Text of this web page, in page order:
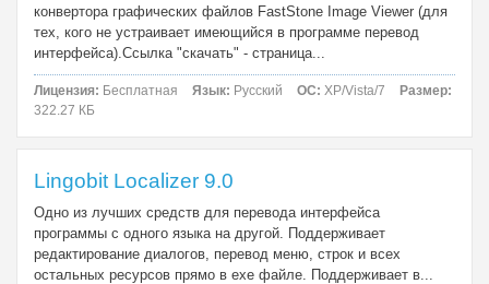
конвертора графических файлов FastStone Image Viewer (для
тех, кого не устраивает имеющийся в программе перевод
интерфейса).Ссылка "скачать" - страница...
Лицензия: Бесплатная Язык: Русский ОС: XP/Vista/7
Размер:
322.27 КБ
Lingobit Localizer 9.0
Одно из лучших средств для перевода интерфейса
программы с одного языка на другой. Поддерживает
редактирование диалогов, перевод меню, строк и всех
остальных ресурсов прямо в exe файле. Поддерживает в...